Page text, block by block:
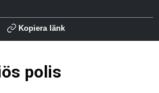
Kopiera länk
polis